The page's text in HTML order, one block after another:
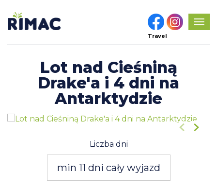
Travel
Lot nad Cieśniną
Drake'a i 4 dni na
Antarktydzie
Liczba dni
min 11 dni cały wyjazd